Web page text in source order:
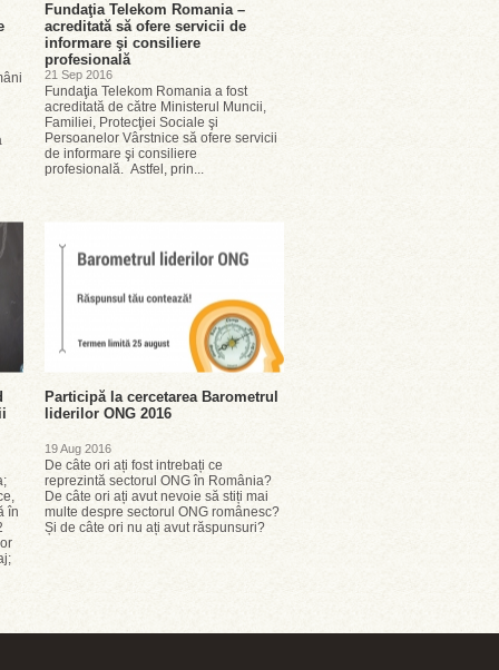
Fundaţia Telekom Romania –
acreditată să ofere servicii de
informare şi consiliere
profesională
21 Sep 2016
Fundaţia Telekom Romania a fost
acreditată de către Ministerul Muncii,
Familiei, Protecţiei Sociale şi
Persoanelor Vârstnice să ofere servicii
de informare şi consiliere
profesională. Astfel, prin...
în
Participă la cercetarea Barometrul
liderilor ONG 2016
19 Aug 2016
De câte ori ați fost intrebați ce
reprezintă sectorul ONG în România?
De câte ori ați avut nevoie să stiți mai
multe despre sectorul ONG românesc?
Și de câte ori nu ați avut răspunsuri?